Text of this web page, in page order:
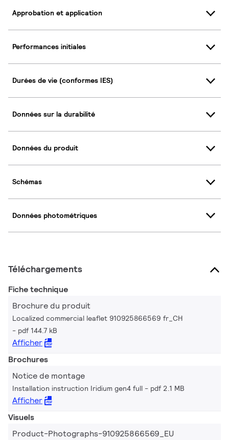
Approbation et application
Performances initiales
Durées de vie (conformes IES)
Données sur la durabilité
Données du produit
Schémas
Données photométriques
Téléchargements
Fiche technique
Brochure du produit
Localized commercial leaflet 910925866569 fr_CH
pdf 144.7 kB
Afficher
Brochures
Notice de montage
Installation instruction Iridium gen4 full pdf 2.1 MB
Afficher
Visuels
Product-Photographs-910925866569_EU